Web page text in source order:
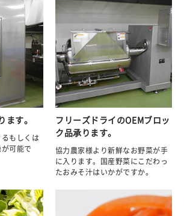
ます。
もしくは
可能で
フリーズドライのOEMブロッ
ク品承ります。
協力農家様より新鮮なお野菜が手
に入ります。国産野菜にこだわっ
たおみそ汁はいかがですか。